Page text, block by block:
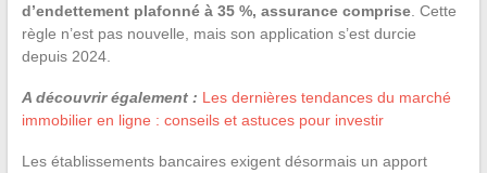
d’endettement plafonné à 35 %, assurance comprise. Cette
règle n’est pas nouvelle, mais son application s’est durcie
depuis 2024.
A découvrir également : Les dernières tendances du marché
immobilier en ligne : conseils et astuces pour investir
Les établissements bancaires exigent désormais un apport